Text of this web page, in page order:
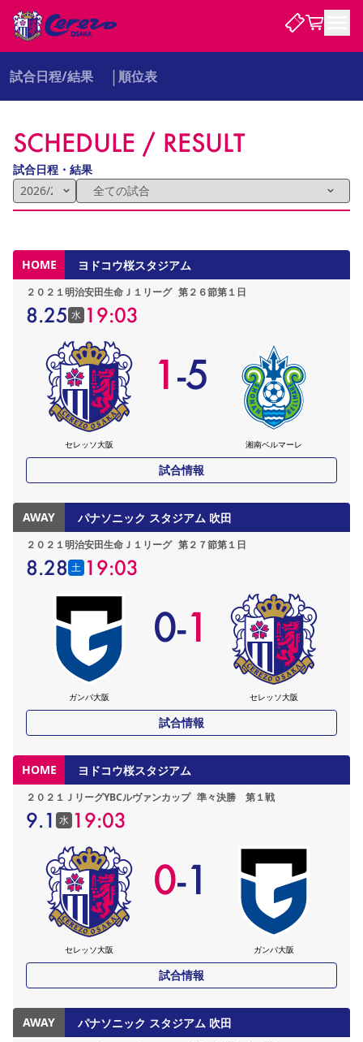
試合・チーム
試合について
試合日程 / 結果
チームについて
観戦する
チケット
初めて観戦ガイド キッズ向けサービス
観戦マナー&ルール ビジターサポーター観戦ガイド
スタジアム
YANMAR HANASAKA STADIUM
DAZNで観戦
DAZNで観戦
よくある質問
よくある質問
クラブを知る
沿革 シーズン記録
サポートする
セレッソアイデアちょうだいな
Lise（ライセンスビジネス）
サステナビリティ
サステナビリティポリシー
インパクトレポート
活動レポート SPORT POSITIVE LEAGUES 取り組み実績
スポーツクラブ
関連団体/施設
長居公園 セレッソフットサルパーク
セレッソフットサルパーク長居
セレッソスポーツパーク舞洲
セレッソ大阪アカデミー
ファンクラブ
婚姻届・出生届・命名書
ニュース
ニュース
すべて チーム グッズ チケット イベント
ファンクラブ
ホームタウン
パートナー メディア 30周年
レディース
アカデミー
試合日程/結果 順位表
SCHEDULE / RESULT
試合日程・結果
HOME ヨドコウ桜スタジアム
２０２１明治安田生命Ｊ１リーグ 第２６節第１日
8.25 水 19:03
セレッソ大阪
1-5
湘南ベルマーレ
試合情報
AWAY パナソニック スタジアム 吹田
２０２１明治安田生命Ｊ１リーグ 第２７節第１日
8.28 土 19:03
ガンバ大阪
0-1
セレッソ大阪
試合情報
HOME ヨドコウ桜スタジアム
２０２１ＪリーグYBCルヴァンカップ 準々決勝 第１戦
9.1 水 19:03
セレッソ大阪
0-1
ガンバ大阪
試合情報
AWAY パナソニック スタジアム 吹田